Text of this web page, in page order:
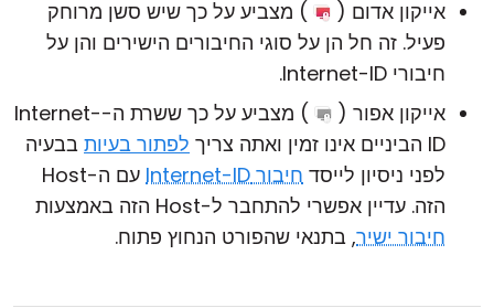
אייקון אדום (
) מצביע על כך שיש סשן מרוחק
פעיל. זה חל הן על סוגי החיבורים הישירים והן על
חיבורי Internet-ID.
אייקון אפור (
) מצביע על כך ששרת ה-Internet-
ID הביניים אינו זמין ואתה צריך
לפתור בעיות בבעיה
לפני ניסיון לייסד חיבור Internet-ID
עם ה-Host
הזה. עדיין אפשרי להתחבר ל-Host הזה באמצעות
חיבור ישיר, בתנאי שהפורט הנחוץ פתוח.